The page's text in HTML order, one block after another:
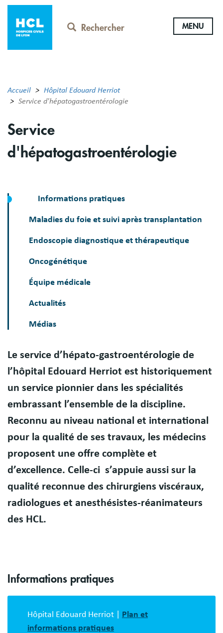
Aller
contenu
principal
Rechercher MENU
Accueil
Hôpital Edouard Herriot
Service d'hépatogastroentérologie
Service
d'hépatogastroentérologie
Informations pratiques
Maladies du foie et suivi après transplantation
Endoscopie diagnostique et thérapeutique
Oncogénétique
Équipe médicale
Actualités
Médias
Présentation
Le service d’hépato-gastroentérologie de
l’hôpital Edouard Herriot est historiquement
un service pionnier dans les spécialités
embrassant l’ensemble de la discipline.
Reconnu au niveau national et international
pour la qualité de ses travaux, les médecins
proposent une offre complète et
d’excellence. Celle-ci s’appuie aussi sur la
qualité reconnue des chirurgiens viscéraux,
radiologues et anesthésistes-réanimateurs
des HCL.
Bloc
description
Informations pratiques
Hôpital Edouard Herriot | Plan et
informations pratiques